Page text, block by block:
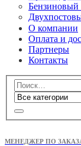
Бензиновый
О компании
Оплата и
Партнеры
Контакты
МЕНЕДЖЕР ПО